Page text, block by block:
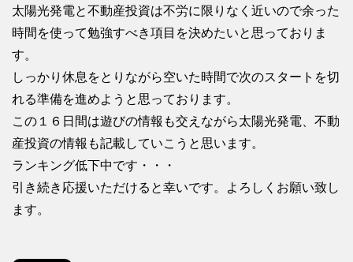
太陽光発電と不動産投資は不労に限りなく近いので余った
時間を使って勉強すべき項目を決めたいと思っておりま
す。
しっかり休息をとりながら空いた時間で次のスタートを切
れる準備を進めようと思っております。
この１６日間は遊びの情報も交えながら太陽光発電、不動
産投資の情報も記載していこうと思います。
ランキング低下中です・・・
引き続き応援いただけると幸いです。よろしくお願い致し
ます。